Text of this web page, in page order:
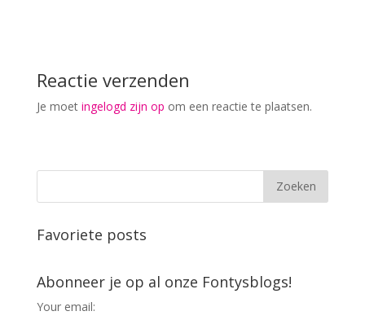
Reactie verzenden
Je moet ingelogd zijn op om een reactie te plaatsen.
Favoriete posts
Abonneer je op al onze Fontysblogs!
Your email: